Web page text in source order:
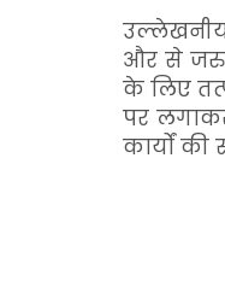
उल्लेखनीय
और से
के लिए
पर
कार्यों की